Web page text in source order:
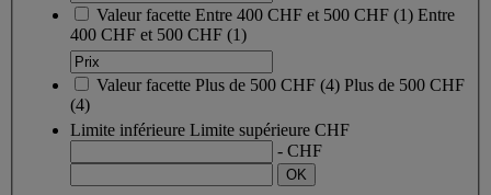
Valeur facette Entre 400 CHF et 500 CHF (1) Entre
400 CHF et 500 CHF (1)
Valeur facette Plus de 500 CHF (4) Plus de 500 CHF
(4)
Limite inférieure Limite supérieure CHF
- CHF